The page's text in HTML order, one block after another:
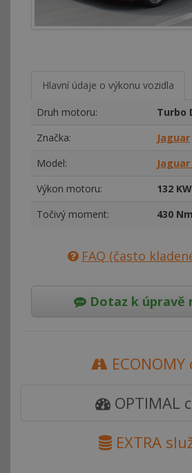
Hlavní údaje o výkonu vozidla
Druh motoru:
Turbo
Značka:
Jaguar
Model:
Jaguar
Výkon motoru:
132
Točivý moment:
430 Nm
FAQ (často
Dotaz k úpravě
ECONOMY
OPTIMAL
EXTRA